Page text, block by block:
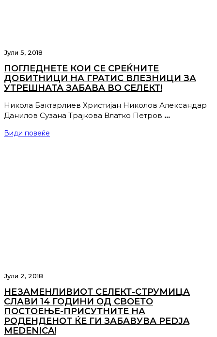
Јули 5, 2018
ПОГЛЕДНЕТЕ КОИ СЕ СРЕЌНИТЕ
ДОБИТНИЦИ НА ГРАТИС ВЛЕЗНИЦИ ЗА
УТРЕШНАТА ЗАБАВА ВО СЕЛЕКТ!
Никола Бактарлиев Христијан Николов Александар
Данилов Сузана Трајкова Влатко Петров …
Види повеќе
Јули 2, 2018
НЕЗАМЕНЛИВИОТ СЕЛЕКТ-СТРУМИЦА
СЛАВИ 14 ГОДИНИ ОД СВОЕТО
ПОСТОЕЊЕ-ПРИСУТНИТЕ НА
РОДЕНДЕНОТ ЌЕ ГИ ЗАБАВУВА PEDJA
MEDENICA!